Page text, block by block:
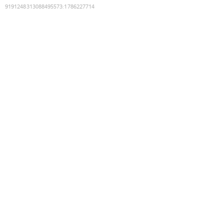
9191248313088495573:1786227714